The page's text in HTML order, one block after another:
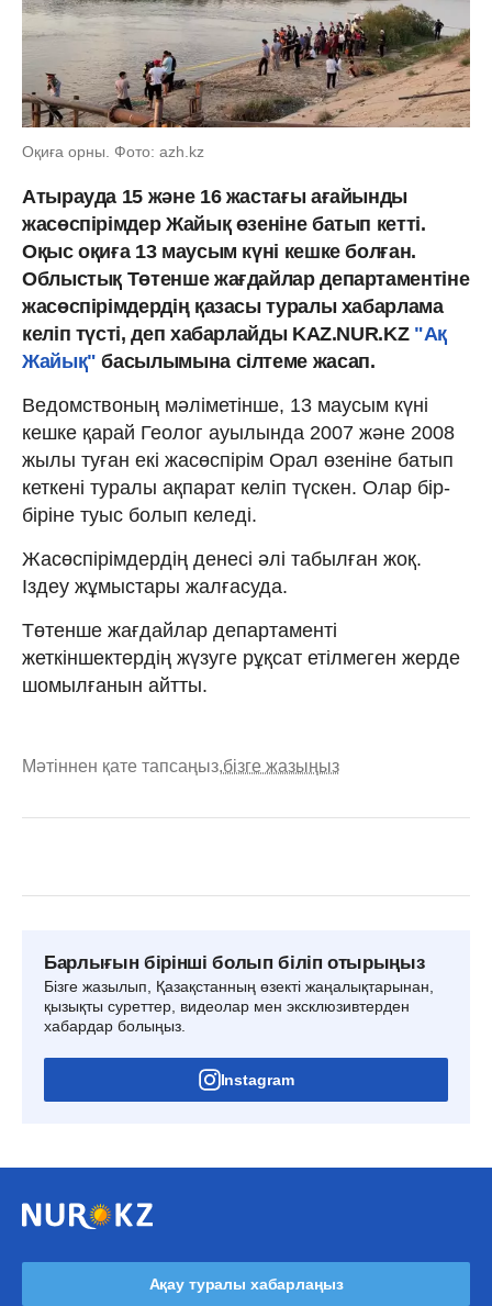
Оқиға орны. Фото: azh.kz
Атырауда 15 және 16 жастағы ағайынды
жасөспірімдер Жайық өзеніне батып кетті.
Оқыс оқиға 13 маусым күні кешке болған.
Облыстық Төтенше жағдайлар департаментіне
жасөспірімдердің қазасы туралы хабарлама
келіп түсті, деп хабарлайды KAZ.NUR.KZ "Ақ
Жайық" басылымына сілтеме жасап.
Ведомствоның мәліметінше, 13 маусым күні
кешке қарай Геолог ауылында 2007 және 2008
жылы туған екі жасөспірім Орал өзеніне батып
кеткені туралы ақпарат келіп түскен. Олар бір-
біріне туыс болып келеді.
Жасөспірімдердің денесі әлі табылған жоқ.
Іздеу жұмыстары жалғасуда.
Төтенше жағдайлар департаменті
жеткіншектердің жүзуге рұқсат етілмеген жерде
шомылғанын айтты.
Мәтіннен қате тапсаңыз,бізге жазыңыз
Барлығын бірінші болып біліп отырыңыз
Бізге жазылып, Қазақстанның өзекті жаңалықтарынан,
қызықты суреттер, видеолар мен эксклюзивтерден
хабардар болыңыз.
Instagram
Ақау туралы хабарлаңыз